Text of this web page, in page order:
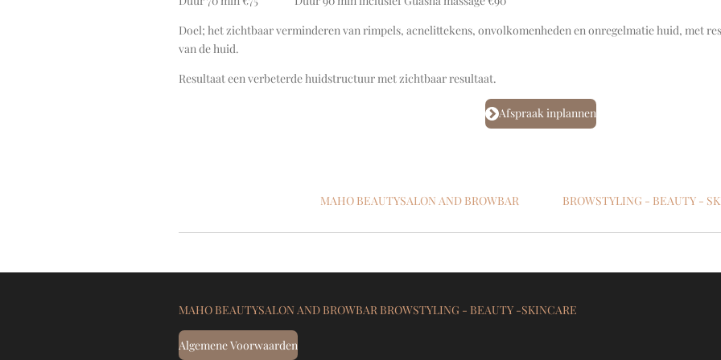
Doel; het zichtbaar verminderen van rimpels, acnelittekens, onvolkomenheden en onregelmatie huid, met
van de huid.
Resultaat een verbeterde huidstructuur met zichtbaar resultaat.
Afspraak inplannen
MAHO BEAUTYSALON AND BROWBAR BROWSTYLING - BEAUTY -
MAHO BEAUTYSALON AND BROWBAR BROWSTYLING - BEAUTY -SKINCARE
Algemene Voorwaarden